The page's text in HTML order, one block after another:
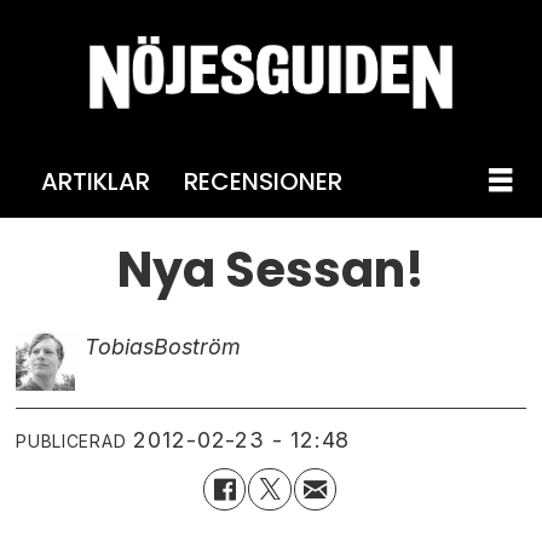
ARTIKLAR RECENSIONER
Nya Sessan!
TobiasBoström
PUBLICERAD 2012-02-23 - 12:48